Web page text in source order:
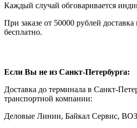
Каждый случай обговаривается
При заказе от 50000 рублей
бесплатно.
Если Вы не из Санкт-Петербурга:
Доставка до терминала в Санкт-
транспортной компании:
Деловые Линии, Байкал Сервис,